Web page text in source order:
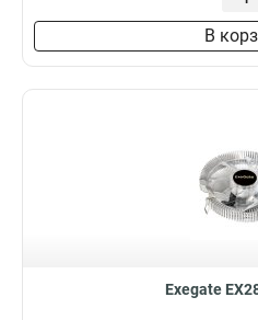
В
Exegate